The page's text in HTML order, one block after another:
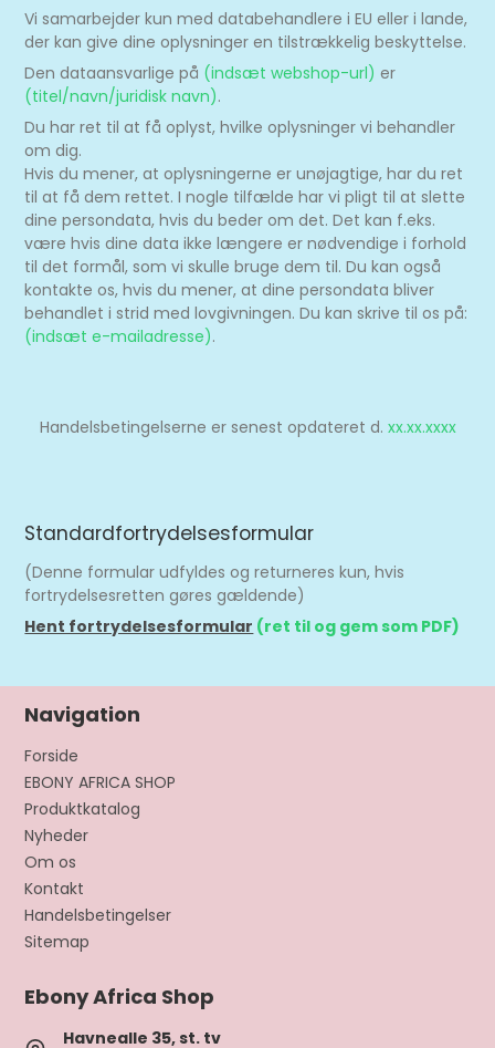
Vi samarbejder kun med databehandlere i EU eller i lande,
der kan give dine oplysninger en tilstrækkelig beskyttelse.
Den dataansvarlige på (indsæt webshop-url) er
(titel/navn/juridisk navn).
Du har ret til at få oplyst, hvilke oplysninger vi behandler
om dig.
Hvis du mener, at oplysningerne er unøjagtige, har du ret
til at få dem rettet. I nogle tilfælde har vi pligt til at slette
dine persondata, hvis du beder om det. Det kan f.eks.
være hvis dine data ikke længere er nødvendige i forhold
til det formål, som vi skulle bruge dem til. Du kan også
kontakte os, hvis du mener, at dine persondata bliver
behandlet i strid med lovgivningen. Du kan skrive til os på:
(indsæt e-mailadresse).
Handelsbetingelserne er senest opdateret d. xx.xx.xxxx
Standardfortrydelsesformular
(Denne formular udfyldes og returneres kun, hvis
fortrydelsesretten gøres gældende)
Hent fortrydelsesformular (ret til og gem som PDF)
Navigation
Forside
EBONY AFRICA SHOP
Produktkatalog
Nyheder
Om os
Kontakt
Handelsbetingelser
Sitemap
Ebony Africa Shop
Havnealle 35, st. tv